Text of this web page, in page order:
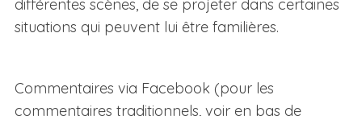
différentes scènes, de se projeter dans certaines
situations qui peuvent lui être familières.
Commentaires via Facebook (pour les
commentaires traditionnels, voir en bas de